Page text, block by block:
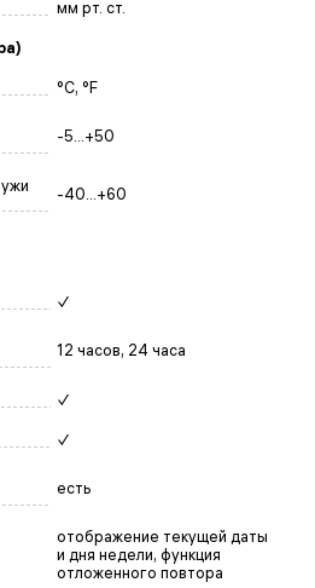
мм рт. ст.
°C, °F
-5...+50
-40...+60
✓
12 часов, 24 часа
✓
✓
есть
отображение текущей даты
и дня недели, функция
отложенного повтора